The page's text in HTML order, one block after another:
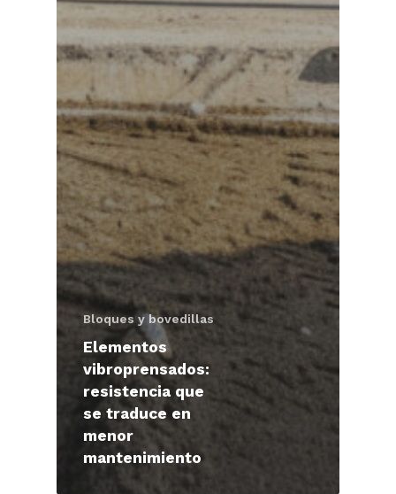
Bloques y bovedillas
Elementos
vibroprensados:
resistencia que
se traduce en
menor
mantenimiento